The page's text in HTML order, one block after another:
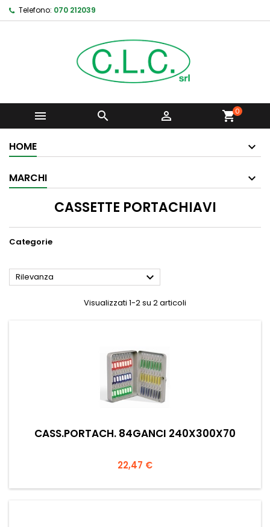
Telefono: 070 212039
   shopping_cart0
HOME
MARCHI
CASSETTE PORTACHIAVI
Categorie
Rilevanza 
Visualizzati 1-2 su 2 articoli
CASS.PORTACH. 84GANCI 240X300X70
Prezzo
22,47 €